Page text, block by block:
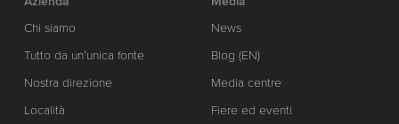
Chi siamo
Tutto da un’unica fonte
Nostra direzione
Località
News
Blog (EN)
Media centre
Fiere ed eventi